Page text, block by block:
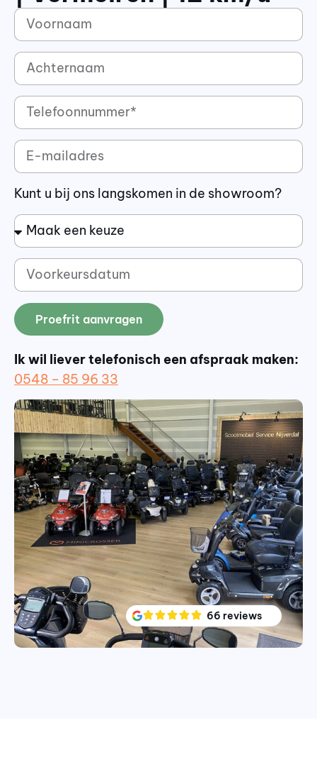
Kunt u bij ons langskomen in de showroom?
Proefrit aanvragen
Ik wil liever telefonisch een afspraak maken:
0548 – 85 96 33
66 reviews